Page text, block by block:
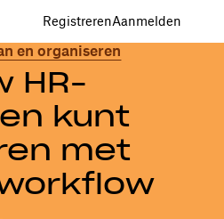
RegistrerenAanmelden
en organiseren
HR-
kunt
met